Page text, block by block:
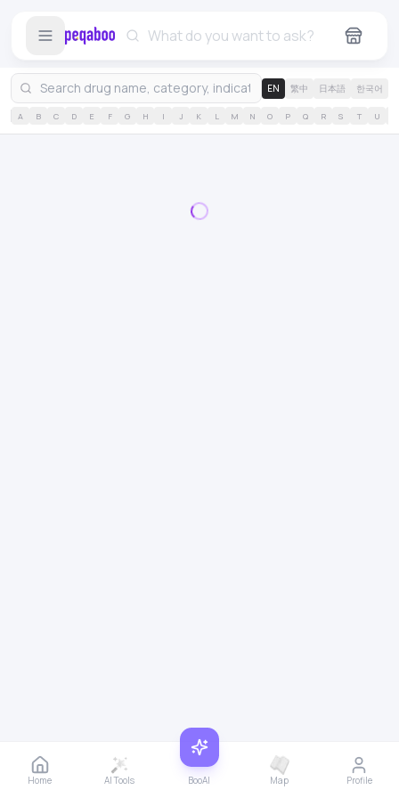
EN 繁中 日本語 한국어
A B C D E F G H I J K L M N O P Q R S T U
Home AI Tools BooAI Map Profile